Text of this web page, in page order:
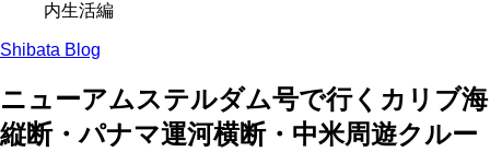
内生活編
Shibata Blog
ニューアムステルダム号で行くカリブ海
縦断・パナマ運河横断・中米周遊クルー